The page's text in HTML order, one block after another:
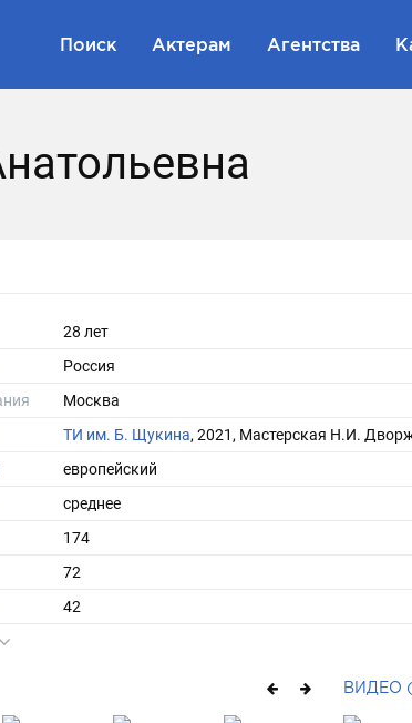
Поиск Актерам Агентства
28 лет
Россия
Москва
ТИ им. Б. Щукина, 2021, Мастерская Н.И.
европейский
среднее
174
72
42
ВИДЕО